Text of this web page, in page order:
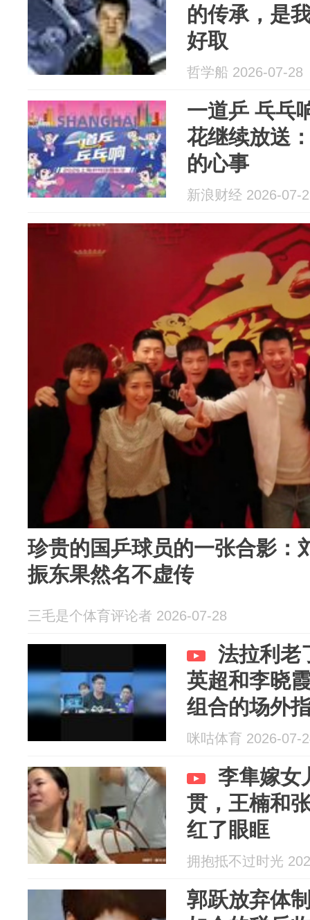
的传承，是
好取
哲学船 2026-07-28
一道乒 乓乓
花继续放送
的心事
新浪财经 2026-07-
珍贵的国乒球员的一张合影：
振东果然名不虚传
三毛是个体育评论者 2026-07-28
法拉利老
英超和李晓
组合的场外
的！
咪咕体育 2026-07-
李隼嫁女
贯，王楠和
红了眼眶
拥抱抵不过时光
郭跃放弃体